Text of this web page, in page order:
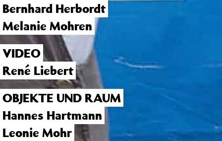
Bernhard Herbordt
Melanie Mohren
VIDEO
René Liebert
OBJEKTE UND RAUM
Hannes Hartmann
Leonie Mohr